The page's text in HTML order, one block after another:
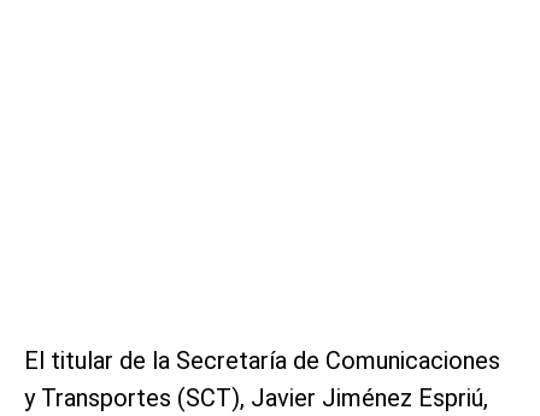
El titular de la Secretaría de Comunicaciones
y Transportes (SCT), Javier Jiménez Espriú,